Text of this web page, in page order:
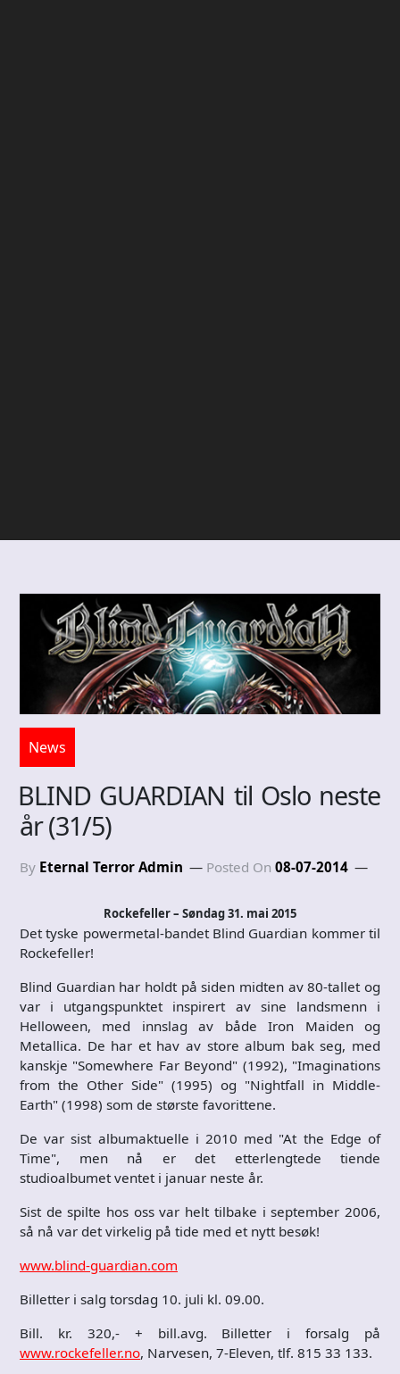
News
BLIND GUARDIAN til Oslo neste
år (31/5)
By Eternal Terror Admin Posted On 08-07-2014
Rockefeller – Søndag 31. mai 2015
Det tyske powermetal-bandet Blind Guardian kommer til
Rockefeller!
Blind Guardian har holdt på siden midten av 80-tallet og
var i utgangspunktet inspirert av sine landsmenn i
Helloween, med innslag av både Iron Maiden og
Metallica. De har et hav av store album bak seg, med
kanskje "Somewhere Far Beyond" (1992), "Imaginations
from the Other Side" (1995) og "Nightfall in Middle-
Earth" (1998) som de største favorittene.
De var sist albumaktuelle i 2010 med "At the Edge of
Time", men nå er det etterlengtede tiende
studioalbumet ventet i januar neste år.
Sist de spilte hos oss var helt tilbake i september 2006,
så nå var det virkelig på tide med et nytt besøk!
www.blind-guardian.com
Billetter i salg torsdag 10. juli kl. 09.00.
Bill. kr. 320,- + bill.avg. Billetter i forsalg på
www.rockefeller.no, Narvesen, 7-Eleven, tlf. 815 33 133.